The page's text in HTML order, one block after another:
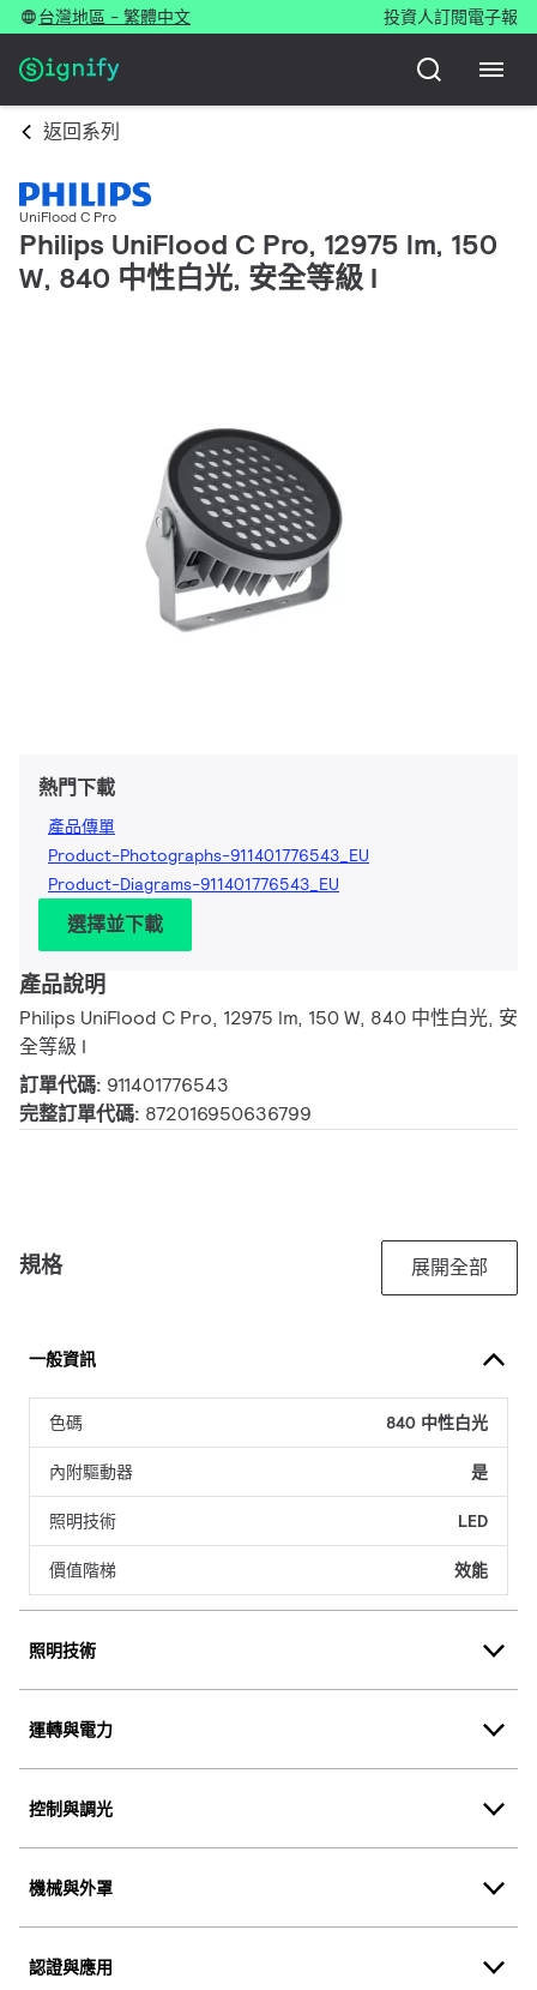
台灣地區 - 繁體中文 投資人訂閱電子報
返回系列
UniFlood C Pro
Philips UniFlood C Pro, 12975 lm, 150
W, 840 中性白光, 安全等級 I
熱門下載
產品傳單
Product-Photographs-911401776543_EU
Product-Diagrams-911401776543_EU
選擇並下載
產品說明
Philips UniFlood C Pro, 12975 lm, 150 W, 840 中性白光, 安
全等級 I
訂單代碼: 911401776543
完整訂單代碼: 872016950636799
規格 展開全部
一般資訊
色碼 840 中性白光
內附驅動器 是
照明技術 LED
價值階梯 效能
照明技術
運轉與電力
控制與調光
機械與外罩
認證與應用